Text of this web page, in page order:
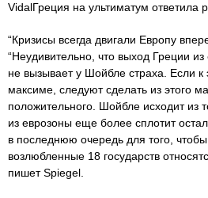
VidalГреция на ультиматум
“Кризисы всегда двигали Европу
“Неудивительно, что выход Греции
не вызывает у Шойбле страха. Если к
максиме, следуют сделать из этого
положительного. Шойбле исходит из
из еврозоны еще более сплотит
в последнюю очередь для того,
возлюбленные 18 государств
пишет Spiegel.